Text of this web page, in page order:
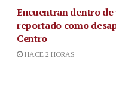
Encuentran dentro
reportado como
Centro
HACE 2 HORAS